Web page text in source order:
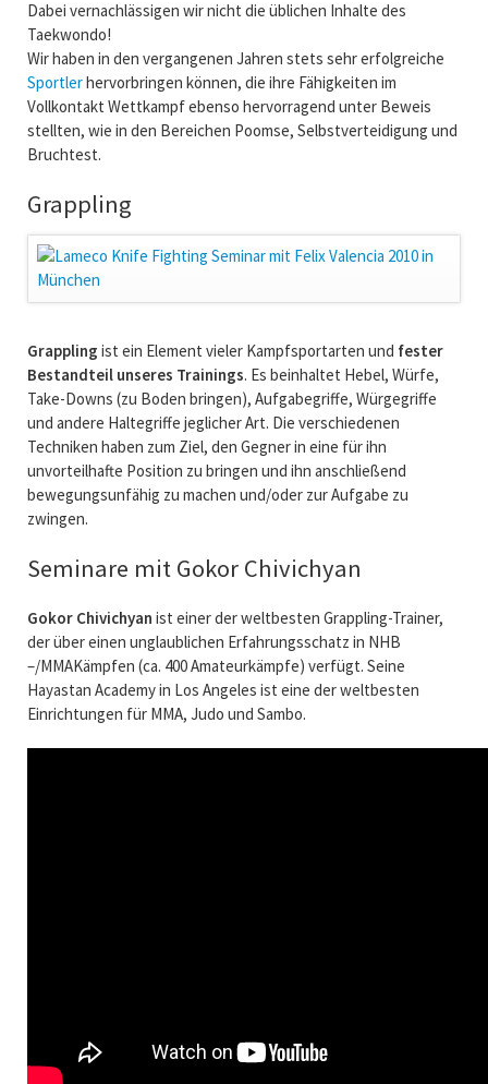
Dabei vernachlässigen wir nicht die üblichen Inhalte des
Taekwondo!
Wir haben in den vergangenen Jahren stets sehr erfolgreiche
Sportlerhervorbringen können, die ihre Fähigkeiten im
Vollkontakt Wettkampf ebenso hervorragend unter Beweis
stellten, wie in den Bereichen Poomse, Selbstverteidigung und
Bruchtest.
Grappling
Grappling ist ein Element vieler Kampfsportarten und fester
Bestandteil unseres Trainings. Es beinhaltet Hebel, Würfe,
Take-Downs (zu Boden bringen), Aufgabegriffe, Würgegriffe
und andere Haltegriffe jeglicher Art. Die verschiedenen
Techniken haben zum Ziel, den Gegner in eine für ihn
unvorteilhafte Position zu bringen und ihn anschließend
bewegungsunfähig zu machen und/oder zur Aufgabe zu
zwingen.
Seminare mit Gokor Chivichyan
Gokor Chivichyan ist einer der weltbesten Grappling-Trainer,
der über einen unglaublichen Erfahrungsschatz in NHB
–/MMAKämpfen (ca. 400 Amateurkämpfe) verfügt. Seine
Hayastan Academy in Los Angeles ist eine der weltbesten
Einrichtungen für MMA, Judo und Sambo.